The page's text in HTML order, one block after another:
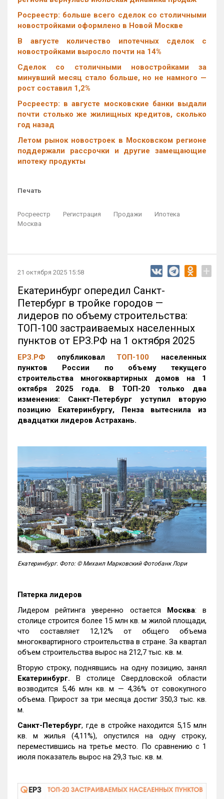
Росреестр: больше всего сделок со столичными
новостройками оформлено в Новой Москве
В августе количество ипотечных сделок с
новостройками выросло почти на 14%
Cделок со столичными новостройками за
минувший месяц стало больше, но не намного —
рост составил 1,2%
Росреестр: в августе московские банки выдали
почти столько же жилищных кредитов, сколько
год назад
Летом рынок новостроек в Московском регионе
поддержали рассрочки и другие замещающие
ипотеку продукты
Печать
Росреестр Регистрация Продажи
Ипотека
Москва
21 октября 2025 15:58 +
Екатеринбург опередил Санкт-
Петербург в тройке городов —
лидеров по объему строительства:
ТОП-100 застраиваемых населенных
пунктов от ЕРЗ.РФ на 1 октября 2025
ЕРЗ.РФ опубликовал ТОП-100 населенных
пунктов России по объему текущего
строительства многоквартирных домов на 1
октября 2025 года. В ТОП-20 только два
изменения: Санкт-Петербург уступил вторую
позицию Екатеринбургу, Пенза вытеснила из
двадцатки лидеров Астрахань.
Екатеринбург. Фото: © Михаил Марковский Фотобанк Лори
Пятерка лидеров
Лидером рейтинга уверенно остается Москва: в
столице строится более 15 млн кв. м жилой площади,
что составляет 12,12% от общего объема
многоквартирного строительства в стране. За квартал
объем строительства вырос на 212,7 тыс. кв. м.
Вторую строку, поднявшись на одну позицию, занял
Екатеринбург. В столице Свердловской области
возводится 5,46 млн кв. м — 4,36% от совокупного
объема. Прирост за три месяца достиг 350,3 тыс. кв.
м.
Санкт-Петербург, где в стройке находится 5,15 млн
кв. м жилья (4,11%), опустился на одну строку,
переместившись на третье место. По сравнению с 1
июля показатель вырос на 29,3 тыс. кв. м.